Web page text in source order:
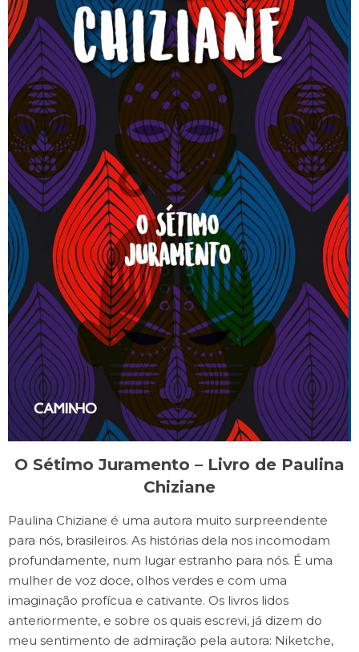
O Sétimo Juramento – Livro de Paulina
Chiziane
Paulina Chiziane é uma autora muito surpreendente
para nós, brasileiros. As histórias dela nos incomodam
profundamente, num lugar estranho para nós. É uma
mulher de voz doce, olhos verdes e com uma
imaginação profícua e cativante. Os livros lidos
anteriormente, e sobre os quais escrevi, já dizem do
meu sentimento de admiração pela autora: Niketche,